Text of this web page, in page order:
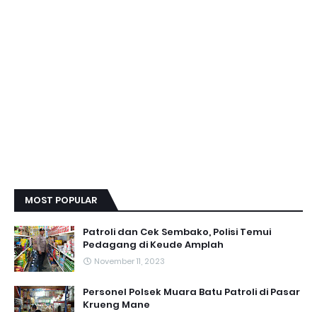
MOST POPULAR
Patroli dan Cek Sembako, Polisi Temui
Pedagang di Keude Amplah
November 11, 2023
Personel Polsek Muara Batu Patroli di Pasar
Krueng Mane